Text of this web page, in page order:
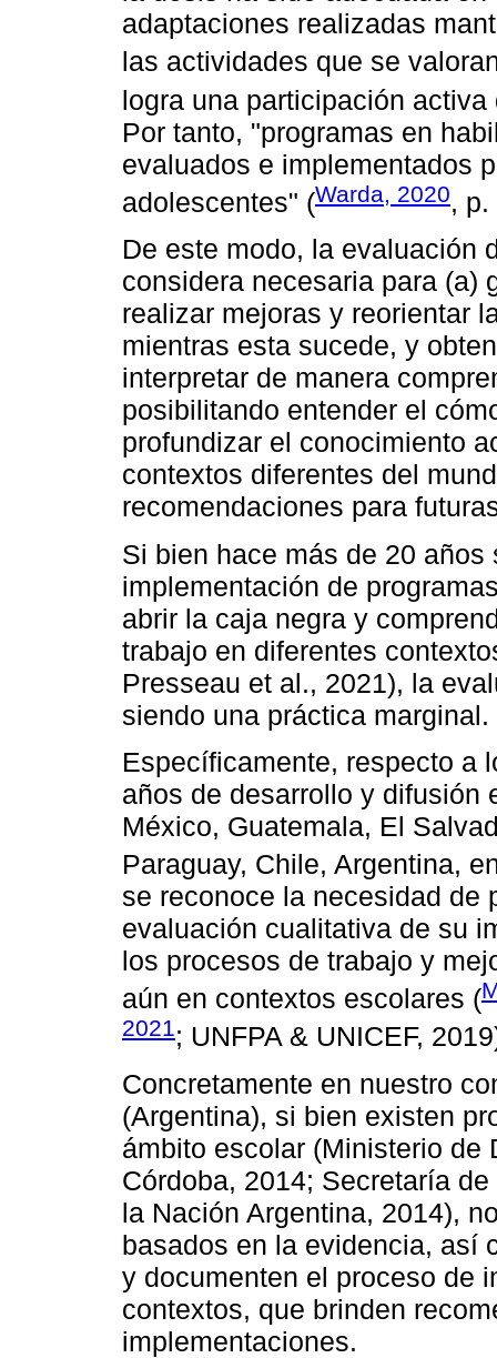
adaptaciones realizadas
las actividades que se
logra una participación
Por tanto, "programas en
evaluados e implementados
adolescentes" (Warda, 2020, p.
De este modo, la evaluación
considera necesaria para (a)
realizar mejoras y reorientar
mientras esta sucede, y
interpretar de manera
posibilitando entender el
profundizar el conocimiento
contextos diferentes del
recomendaciones para
Si bien hace más de 20
implementación de
abrir la caja negra y
trabajo en diferentes
Presseau et al., 2021), la
siendo una práctica marginal.
Específicamente, respecto a
años de desarrollo y difusión
México, Guatemala, El
Paraguay, Chile, Argentina,
se reconoce la necesidad de
evaluación cualitativa de su
los procesos de trabajo y
aún en contextos escolares (
2021; UNFPA & UNICEF,
Concretamente en nuestro
(Argentina), si bien existen
ámbito escolar (Ministerio de
Córdoba, 2014; Secretaría
la Nación Argentina, 2014),
basados en la evidencia, así
y documenten el proceso de
contextos, que brinden
implementaciones.